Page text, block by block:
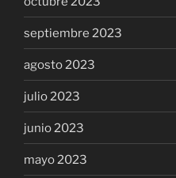
septiembre 2023
agosto 2023
julio 2023
junio 2023
mayo 2023